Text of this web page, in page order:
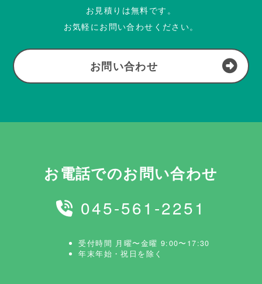
お見積りは無料です。
お気軽にお問い合わせください。
お問い合わせ
お電話でのお問い合わせ
045-561-2251
受付時間 月曜〜金曜 9:00〜17:30
年末年始・祝日を除く